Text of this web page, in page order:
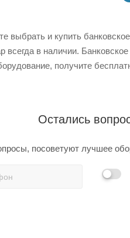
выбрать и купить
всегда в наличии.
получите
Остались
посоветуют лучшее